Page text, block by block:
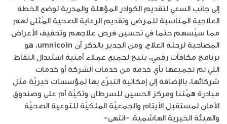
إلى جانب السعي لتقديم الكوادر المؤهلة والمدربة لوضع الخطة
العلاجية المناسبة للمرضى وتقديم الرعاية الصحية المُثلى لهم
مما سيُسهم حتما في تحسين فرص علاجهم وتخفيف الأعراض
المصاحبة لرحلة العلاج. ومن الجدير بالذكر أن umnicoin، هو
برنامج مكافآت رقمي، يتيح لجميع عملاء أمنية استبدال النقاط
التي تم تجميعها بأي خدمة من خدمات الشركة أو خدمات
شركائها، بالإضافة إلى إمكانية التبرّع بها لمؤسسات خيريّة مثل
مبادرة همّتنا ومركز الحسين للسرطان وتكيّة أم علي وصندوق
الأمان لمستقبل الأيتام والجمعيّة الملكيّة للتوعية الصحيّة
والهيئة الخيرية الهاشمية. -انتهى-